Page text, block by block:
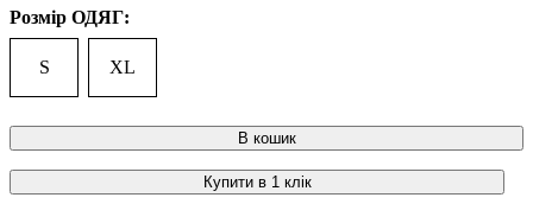
Розмір ОДЯГ:
S XL
В кошик
Купити в 1 клік